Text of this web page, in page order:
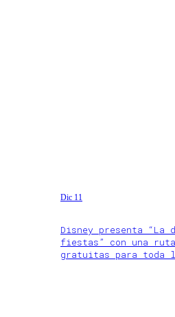
Dic 11
Disney presenta “La
fiestas” con una
gratuitas para toda